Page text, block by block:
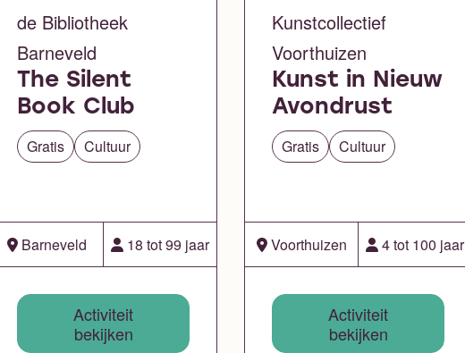
de Bibliotheek
Barneveld
The Silent
Book Club
Gratis Cultuur
Barneveld 18 tot 99 jaar
Activiteit
bekijken
Kunstcollectief
Voorthuizen
Kunst in Nieuw
Avondrust
Gratis Cultuur
Voorthuizen 4 tot 100 jaar
Activiteit
bekijken